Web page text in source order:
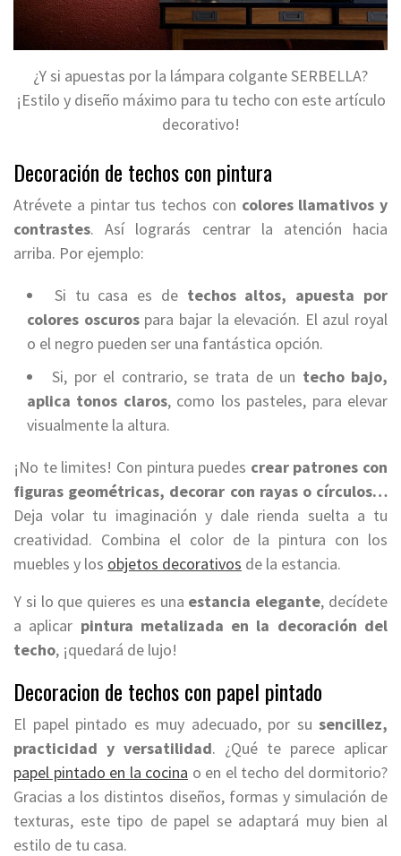
¿Y si apuestas por la lámpara colgante SERBELLA?
¡Estilo y diseño máximo para tu techo con este artículo
decorativo!
Decoración de techos con pintura
Atrévete a pintar tus techos con colores llamativos y
contrastes. Así lograrás centrar la atención hacia
arriba. Por ejemplo:
Si tu casa es de techos altos, apuesta por
colores oscurospara bajar la elevación. El azul royal
o el negro pueden ser una fantástica opción.
Si, por el contrario, se trata de un techo bajo,
aplica tonos claros, como los pasteles, para elevar
visualmente la altura.
¡No te limites! Con pintura puedes crear patrones con
figuras geométricas, decorar con rayas o círculos…
Deja volar tu imaginación y dale rienda suelta a tu
creatividad. Combina el color de la pintura con los
muebles y los objetos decorativos de la estancia.
Y si lo que quieres es una estancia elegante, decídete
a aplicar pintura metalizada en la decoración del
techo, ¡quedará de lujo!
Decoracion de techos con papel pintado
El papel pintado es muy adecuado, por su sencillez,
practicidad y versatilidad. ¿Qué te parece aplicar
papel pintado en la cocina o en el techo del dormitorio?
Gracias a los distintos diseños, formas y simulación de
texturas, este tipo de papel se adaptará muy bien al
estilo de tu casa.